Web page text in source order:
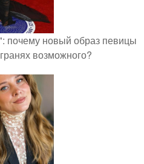
почему новый образ певицы
возможного?